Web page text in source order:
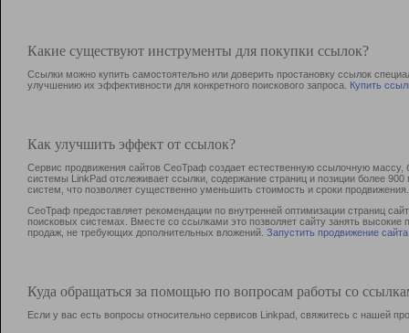
Какие существуют инструменты для покупки ссылок?
Ссылки можно купить самостоятельно или доверить простановку ссылок
улучшению их эффективности для конкретного поискового запроса. Купить
Как улучшить эффект от ссылок?
Сервис продвижения сайтов СеоТраф создает естественную ссылочную
системы LinkPad отслеживает ссылки, содержание страниц и позиции более
систем, что позволяет существенно уменьшить стоимость и сроки продвижения.
СеоТраф предоставляет рекомендации по внутренней оптимизации страниц
поисковых системах. Вместе со ссылками это позволяет сайту занять
продаж, не требующих дополнительных вложений. Запустить продвижение сайта
Куда обращаться за помощью по вопросам работы со
Если у вас есть вопросы относительно сервисов Linkpad, свяжитесь с нашей